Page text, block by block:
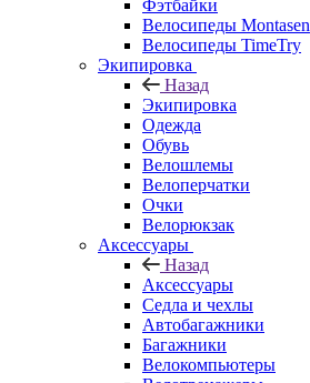
Фэтбайки
Велосипеды Montasen
Велосипеды TimeTry
Экипировка
Назад
Экипировка
Одежда
Обувь
Велошлемы
Велоперчатки
Очки
Велорюкзак
Аксессуары
Назад
Аксессуары
Седла и чехлы
Автобагажники
Багажники
Велокомпьютеры